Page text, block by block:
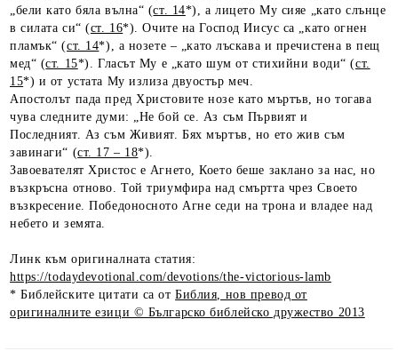
„бели като бяла вълна“ (ст. 14*), а лицето Му сияе „като слънце
в силата си“ (ст. 16*). Очите на Господ Иисус са „като огнен
пламък“ (ст. 14*), а нозете – „като лъскава и пречистена в пещ
мед“ (ст. 15*). Гласът Му е „като шум от стихийни води“ (ст.
15*) и от устата Му излиза двуостър меч.
Апостолът пада пред Христовите нозе като мъртъв, но тогава
чува следните думи: „Не бой се. Аз съм Първият и
Последният. Аз съм Живият. Бях мъртъв, но ето жив съм
завинаги“ (ст. 17 – 18*).
Завоевателят Христос е Агнето, Което беше заклано за нас, но
възкръсна отново. Той триумфира над смъртта чрез Своето
възкресение. Победоносното Агне седи на трона и владее над
небето и земята.
Линк към оригиналната статия:
https://todaydevotional.com/devotions/the-victorious-lamb
* Библейските цитати са отБиблия, нов превод от
оригиналните езици © Българско библейско дружество 2013